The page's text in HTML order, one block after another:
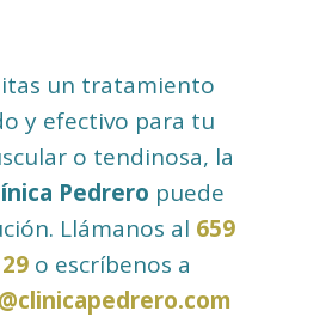
un tratamiento
y efectivo para tu
o tendinosa, la
Pedrero puede
Llámanos al 659
o escríbenos a